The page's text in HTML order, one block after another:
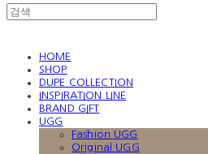
HOME
SHOP
DUPE COLLECTION
INSPIRATION LINE
BRAND GIFT
UGG
Fashion UGG
Original UGG